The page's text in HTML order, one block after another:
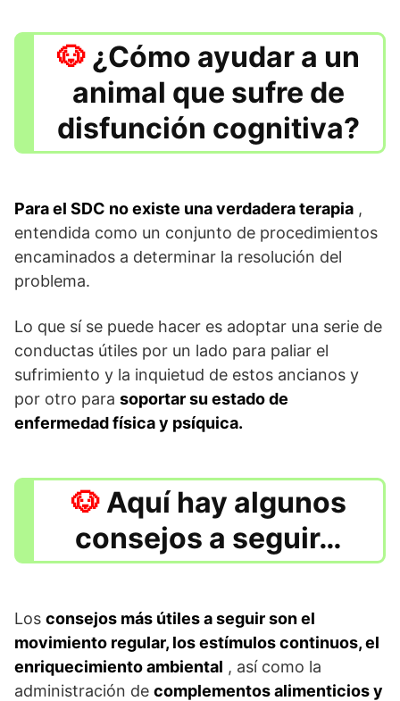
¿Cómo ayudar a un
animal que sufre de
disfunción cognitiva?
Para el SDC no existe una verdadera terapia ,
entendida como un conjunto de procedimientos
encaminados a determinar la resolución del
problema.
Lo que sí se puede hacer es adoptar una serie de
conductas útiles por un lado para paliar el
sufrimiento y la inquietud de estos ancianos y
por otro para soportar su estado de
enfermedad física y psíquica.
Aquí hay algunos
consejos a seguir…
Los consejos más útiles a seguir son el
movimiento regular, los estímulos continuos, el
enriquecimiento ambiental , así como la
administración de complementos alimenticios y